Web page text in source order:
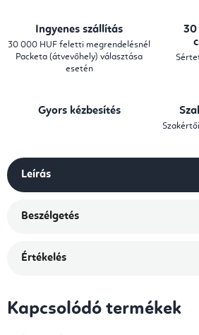
Ingyenes szállítás
30 000 HUF feletti megrendelésnél
Packeta (átvevőhely) választása
esetén
30
Gyors kézbesítés
Leírás
Beszélgetés
Értékelés
Kapcsolódó termékek